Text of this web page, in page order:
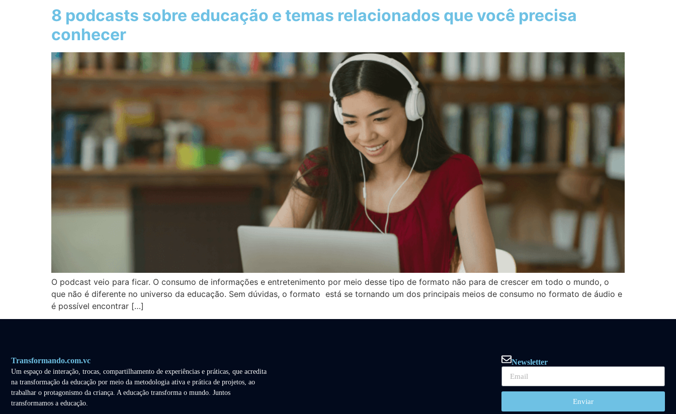
8 podcasts sobre educação e temas relacionados que você precisa
conhecer
O podcast veio para ficar. O consumo de informações e entretenimento por meio desse tipo de formato não para de crescer em todo o mundo, o
que não é diferente no universo da educação. Sem dúvidas, o formato está se tornando um dos principais meios de consumo no formato de áudio e
é possível encontrar […]
Transformando.com.vc
Um espaço de interação, trocas, compartilhamento de experiências e práticas, que acredita
na transformação da educação por meio da metodologia ativa e prática de projetos, ao
trabalhar o protagonismo da criança. A educação transforma o mundo. Juntos
transformamos a educação.
Newsletter
Enviar